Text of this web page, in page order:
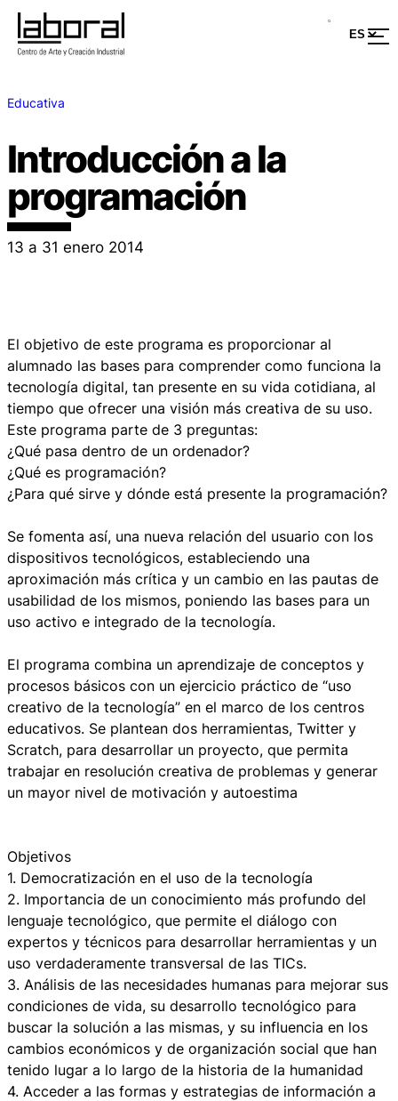
Educativa
Introducción a la
programación
13 a 31 enero 2014
El objetivo de este programa es proporcionar al
alumnado las bases para comprender como funciona la
tecnología digital, tan presente en su vida cotidiana, al
tiempo que ofrecer una visión más creativa de su uso.
Este programa parte de 3 preguntas:
¿Qué pasa dentro de un ordenador?
¿Qué es programación?
¿Para qué sirve y dónde está presente la programación?
Se fomenta así, una nueva relación del usuario con los
dispositivos tecnológicos, estableciendo una
aproximación más crítica y un cambio en las pautas de
usabilidad de los mismos, poniendo las bases para un
uso activo e integrado de la tecnología.
El programa combina un aprendizaje de conceptos y
procesos básicos con un ejercicio práctico de “uso
creativo de la tecnología” en el marco de los centros
educativos. Se plantean dos herramientas, Twitter y
Scratch, para desarrollar un proyecto, que permita
trabajar en resolución creativa de problemas y generar
un mayor nivel de motivación y autoestima
Objetivos
1. Democratización en el uso de la tecnología
2. Importancia de un conocimiento más profundo del
lenguaje tecnológico, que permite el diálogo con
expertos y técnicos para desarrollar herramientas y un
uso verdaderamente transversal de las TICs.
3. Análisis de las necesidades humanas para mejorar sus
condiciones de vida, su desarrollo tecnológico para
buscar la solución a las mismas, y su influencia en los
cambios económicos y de organización social que han
tenido lugar a lo largo de la historia de la humanidad
4. Acceder a las formas y estrategias de información a